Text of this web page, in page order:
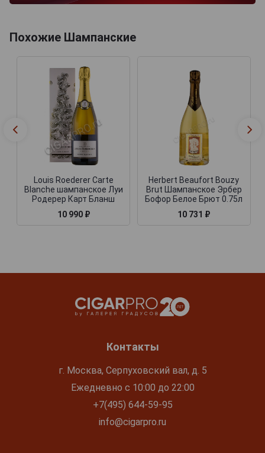
Похожие Шампанские
Louis Roederer Carte
Blanche шампанское Луи
Родерер Карт Бланш
10 990 ₽
Herbert Beaufort Bouzy
Brut Шампанское Эрбер
Бофор Белое Брют 0.75л
10 731 ₽
Контакты
г. Москва, Серпуховский вал, д. 5
Ежедневно с 10:00 до 22:00
+7(495) 644-59-95
info@cigarpro.ru